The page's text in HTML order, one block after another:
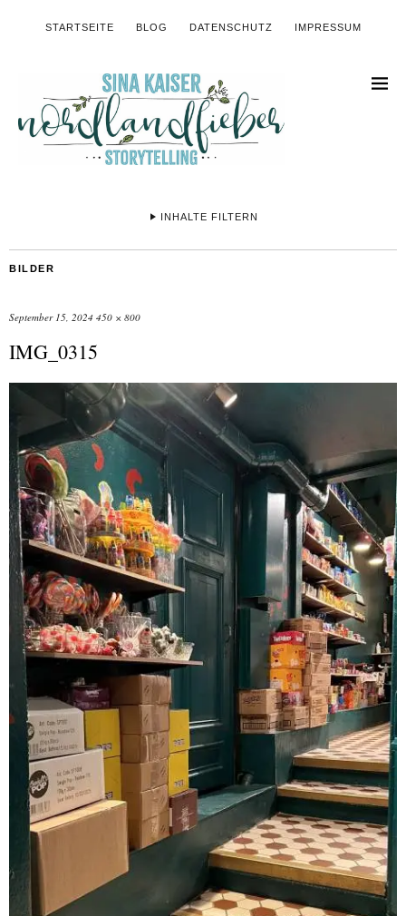
STARTSEITE BLOG DATENSCHUTZ IMPRESSUM
INHALTE FILTERN
BILDER
September 15, 2024 450 × 800
IMG_0315